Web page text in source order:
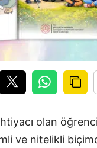
olan
ve nitelikli